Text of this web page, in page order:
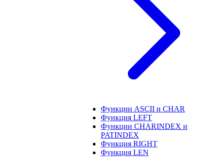
Функции ASCII и CHAR
Функция LEFT
Функции CHARINDEX и
PATINDEX
Функция RIGHT
Функция LEN